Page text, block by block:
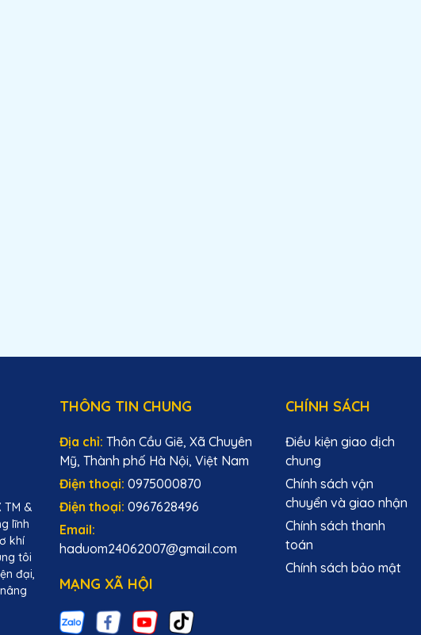
TM &
lĩnh
khí
tôi
đại,
THÔNG TIN CHUNG
Địa chỉ: Thôn Cầu Giẽ, Xã Chuyên
Mỹ, Thành phố Hà Nội, Việt Nam
Điện thoại: 0975000870
Điện thoại: 0967628496
Email:
haduom24062007@gmail.com
MẠNG XÃ HỘI
CHÍNH SÁCH
Điều kiện giao dịch
chung
Chính sách vận
chuyển và giao nhận
Chính sách thanh
toán
Chính sách bảo mật